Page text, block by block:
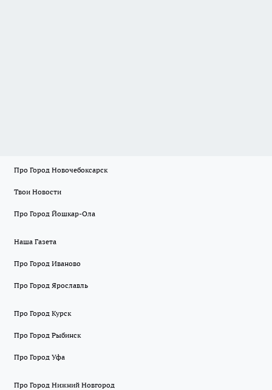
Про Город Новочебоксарск
Твои Новости
Про Город Йошкар-Ола
Наша Газета
Про Город Иваново
Про Город Ярославль
Про Город Курск
Про Город Рыбинск
Про Город Уфа
Про Город Нижний Новгород